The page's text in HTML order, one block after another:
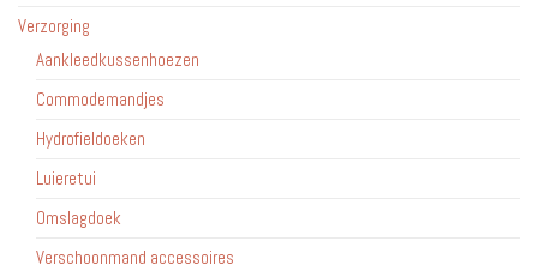
Verzorging
Aankleedkussenhoezen
Commodemandjes
Hydrofieldoeken
Luieretui
Omslagdoek
Verschoonmand accessoires